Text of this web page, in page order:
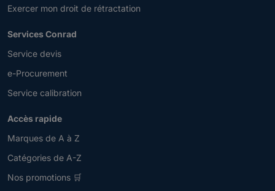
Exercer mon droit de rétractation
Services Conrad
Service devis
e-Procurement
Service calibration
Accès rapide
Marques de A à Z
Catégories de A-Z
Nos promotions 🛒